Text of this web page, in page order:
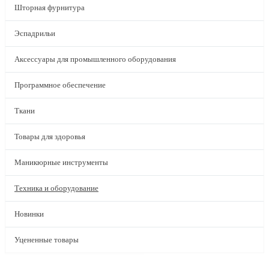
Шторная фурнитура
Эспадрильи
Аксессуары для промышленного оборудования
Программное обеспечение
Ткани
Товары для здоровья
Маникюрные инструменты
Техника и оборудование
Новинки
Уцененные товары